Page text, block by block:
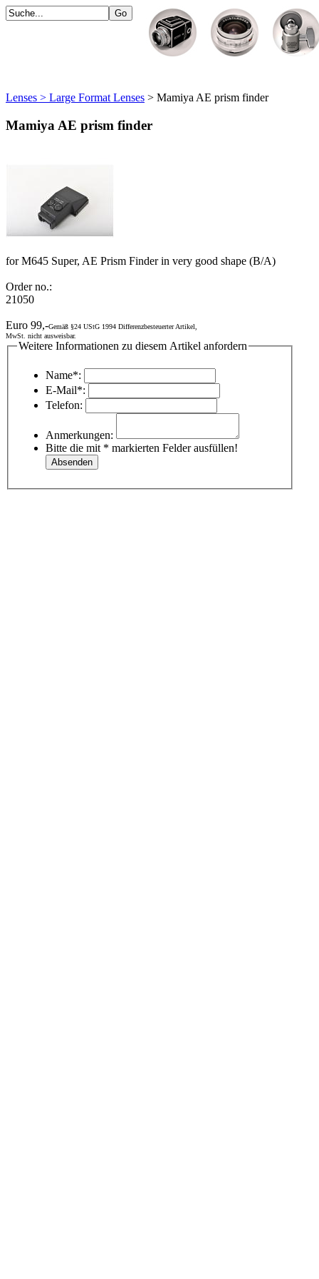
Lenses > Large Format Lenses > Mamiya AE prism finder
Mamiya AE prism finder
for M645 Super, AE Prism Finder in very good shape (B/A)
Order no.:
21050
Euro 99,-Gemäß §24 UStG 1994 Differenzbesteuerter Artikel,
MwSt. nicht ausweisbar.
Weitere Informationen zu diesem Artikel anfordern
Name*:
E-Mail*:
Telefon:
Anmerkungen:
Bitte die mit * markierten Felder ausfüllen!